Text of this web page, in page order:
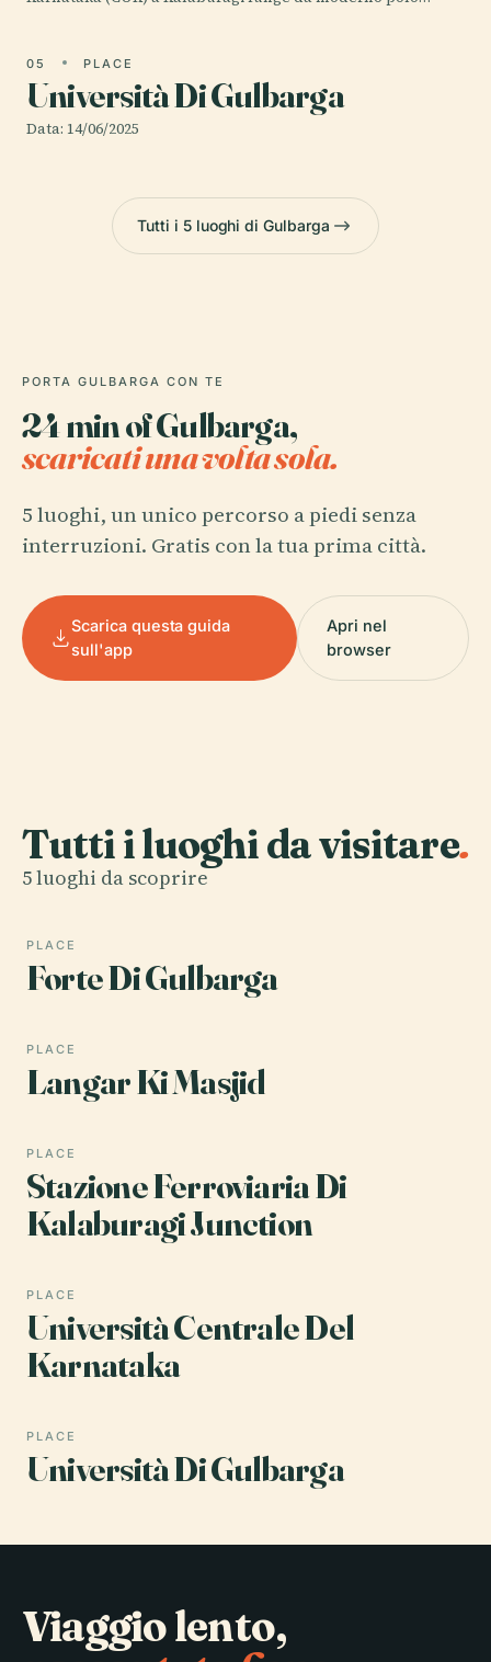
05 PLACE
Università Di Gulbarga
Data: 14/06/2025
Tutti i 5 luoghi di Gulbarga
PORTA GULBARGA CON TE
24 min of Gulbarga,
scaricati una volta sola.
5 luoghi, un unico percorso a piedi senza
interruzioni. Gratis con la tua prima città.
Scarica questa guida
sull'app
Apri nel
browser
Tutti i luoghi da visitare.
5 luoghi da scoprire
PLACE
Forte Di Gulbarga
PLACE
Langar Ki Masjid
PLACE
Stazione Ferroviaria Di
Kalaburagi Junction
PLACE
Università Centrale Del
Karnataka
PLACE
Università Di Gulbarga
Viaggio lento,